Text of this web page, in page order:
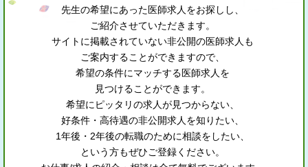
先生の希望にあった医師求人をお探しし、
ご紹介させていただきます。
サイトに掲載されていない非公開の医師求人も
ご案内することができますので、
希望の条件にマッチする医師求人を
見つけることができます。
希望にピッタリの求人が見つからない、
好条件・高待遇の非公開求人を知りたい、
1年後・2年後の転職のために相談をしたい、
という方もぜひご登録ください。